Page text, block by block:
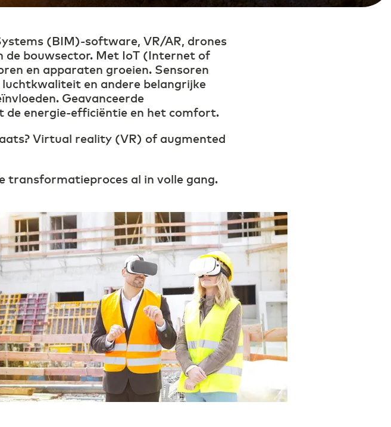
middelen kenmerkt retail 2.0
zorg
(BIM)-software, VR/AR, drones
de bouwsector. Met IoT (Internet of
en apparaten groeien. Sensoren
en andere belangrijke
Geavanceerde
energie-efficiëntie en het comfort.
Virtual reality (VR) of augmented
transformatieproces al in volle gang.